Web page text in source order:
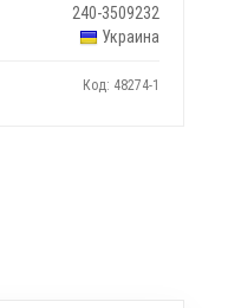
240-3509232
Украина
Код: 48274-1